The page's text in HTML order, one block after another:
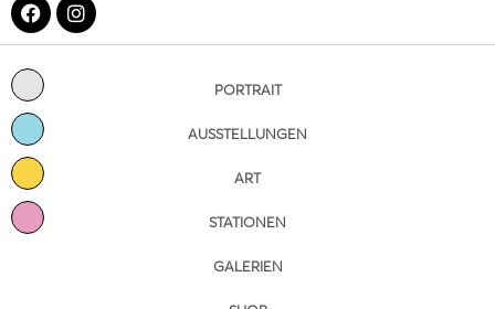
PORTRAIT
AUSSTELLUNGEN
ART
STATIONEN
GALERIEN